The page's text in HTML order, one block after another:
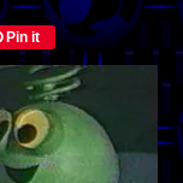
Pin it